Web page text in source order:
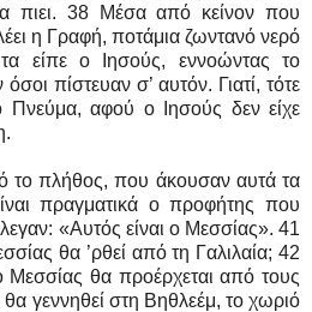
πιει. 38 Μέσα από κείνον που
η Γραφή, ποτάμια ζωντανό νερό
είπε ο Ιησούς, εννοώντας το
πίστευαν σ’ αυτόν. Γιατί, τότε
Πνεύμα, αφού ο Ιησούς δεν είχε
το πλήθος, που άκουσαν αυτά τα
πραγματικά ο προφήτης που
«Αυτός είναι ο Μεσσίας». 41
θα ’ρθεί από τη Γαλιλαία; 42
θα προέρχεται από τους
γεννηθεί στη Βηθλεέμ, το χωριό